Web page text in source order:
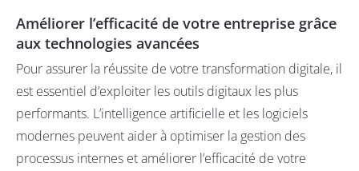
Améliorer l’efficacité de votre entreprise grâce
aux technologies avancées
Pour assurer la réussite de votre transformation digitale, il
est essentiel d’exploiter les outils digitaux les plus
performants. L’intelligence artificielle et les logiciels
modernes peuvent aider à optimiser la gestion des
processus internes et améliorer l’efficacité de votre